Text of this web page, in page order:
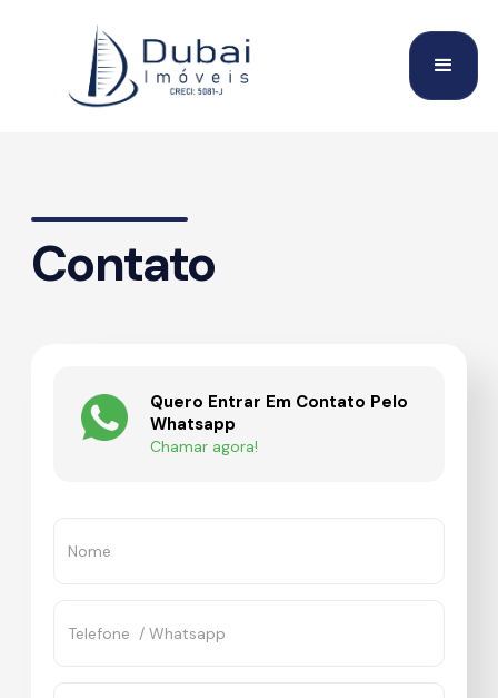
Contato
Quero Entrar Em Contato Pelo
Whatsapp
Chamar agora!